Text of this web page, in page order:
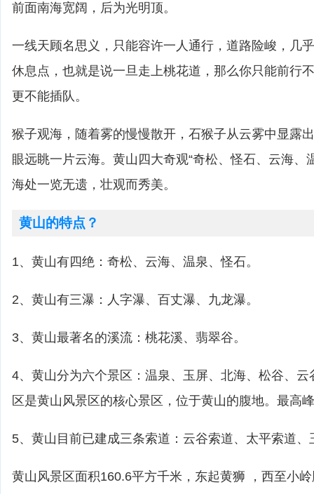
前面南海宽阔，后为光明顶。
一线天顾名思义，只能容许一人通行，道路险峻，几
休息点，也就是说一旦走上桃花道，那么你只能前行
更不能插队。
猴子观海，随着雾的慢慢散开，石猴子从云雾中显露
眼远眺一片云海。黄山四大奇观“奇松、怪石、云海、
海处一览无遗，壮观而秀美。
黄山的特点？
1、黄山有四绝：奇松、云海、温泉、怪石。
2、黄山有三瀑：人字瀑、百丈瀑、九龙瀑。
3、黄山最著名的溪流：桃花溪、翡翠谷。
4、黄山分为六个景区：温泉、玉屏、北海、松谷、
区是黄山风景区的核心景区，位于黄山的腹地。最高
5、黄山目前已建成三条索道：云谷索道、太平索道、
黄山风景区面积160.6平方千米，东起黄狮 ，西至小